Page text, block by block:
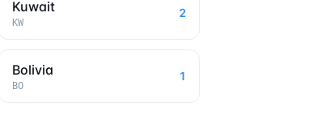
Kuwait
KW
2
Bolivia
BO
1